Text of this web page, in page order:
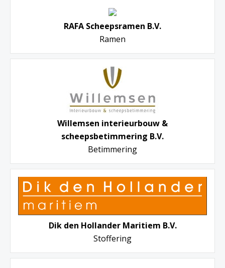
RAFA Scheepsramen B.V.
Ramen
Willemsen interieurbouw &
scheepsbetimmering B.V.
Betimmering
Dik den Hollander Maritiem B.V.
Stoffering